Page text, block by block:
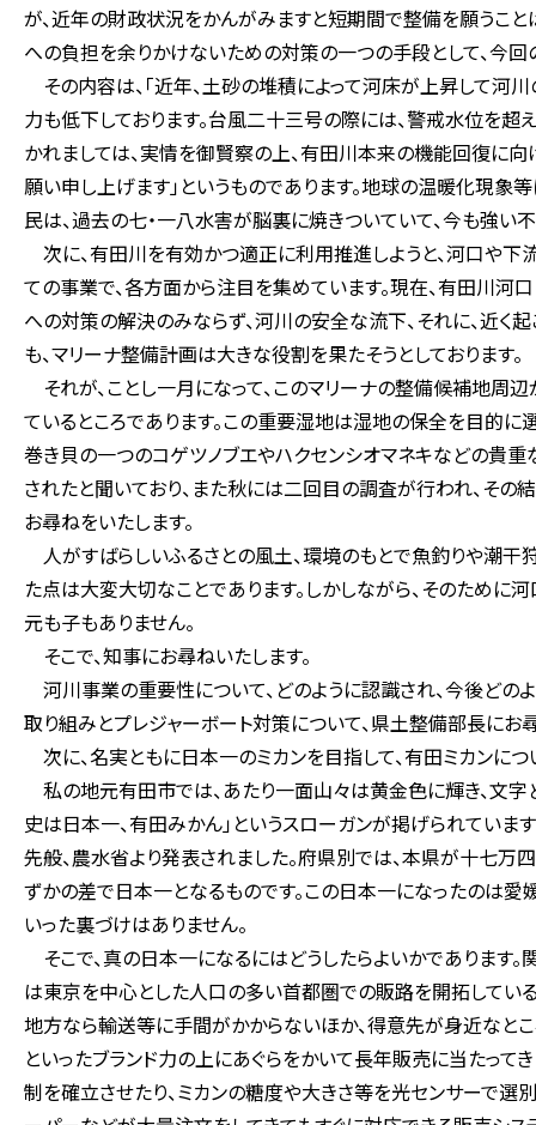
が、近年の財政状況をかんがみますと短期間で整備を願うこ
への負担を余りかけないための対策の一つの手段として、今回
その内容は、「近年、土砂の堆積によって河床が上昇して
力も低下しております。台風二十三号の際には、警戒水位を
かれましては、実情を御賢察の上、有田川本来の機能回復に向
願い申し上げます」というものであります。地球の温暖化現
民は、過去の七・一八水害が脳裏に焼きついていて、今も強い
次に、有田川を有効かつ適正に利用推進しようと、河口や
ての事業で、各方面から注目を集めています。現在、有田川
への対策の解決のみならず、河川の安全な流下、それに、近
も、マリーナ整備計画は大きな役割を果たそうとしております。
それが、ことし一月になって、このマリーナの整備候補地
ているところであります。この重要湿地は湿地の保全を目的
巻き貝の一つのコゲツノブエやハクセンシオマネキなどの貴
されたと聞いており、また秋には二回目の調査が行われ、その
お尋ねをいたします。
人がすばらしいふるさとの風土、環境のもとで魚釣りや潮干
た点は大変大切なことであります。しかしながら、そのため
元も子もありません。
そこで、知事にお尋ねいたします。
河川事業の重要性について、どのように認識され、今後どの
取り組みとプレジャーボート対策について、県土整備部長にお
次に、名実ともに日本一のミカンを目指して、有田ミカンに
私の地元有田市では、あたり一面山々は黄金色に輝き、文
史は日本一、有田みかん」というスローガンが掲げられていま
先般、農水省より発表されました。府県別では、本県が十七万
ずかの差で日本一となるものです。この日本一になったのは
いった裏づけはありません。
そこで、真の日本一になるにはどうしたらよいかであります
は東京を中心とした人口の多い首都圏での販路を開拓してい
地方なら輸送等に手間がかからないほか、得意先が身近なと
といったブランド力の上にあぐらをかいて長年販売に当たっ
制を確立させたり、ミカンの糖度や大きさ等を光センサーで